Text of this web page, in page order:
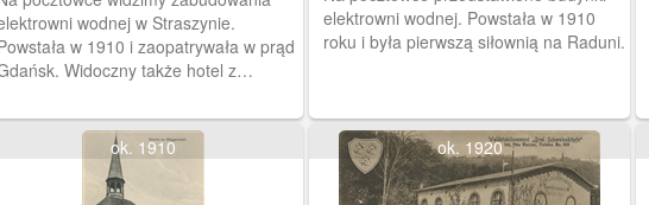
wodnej w Straszynie.
w 1910 i zaopatrywała w prąd
Widoczny także hotel z
(Straszyńskie), powstałe w
wyniku spiętrzenia wody przy budowie
elektrowni wodnej. Powstała w 1910
roku i była pierwszą siłownią na Raduni.
ok. 1910 ok. 1920